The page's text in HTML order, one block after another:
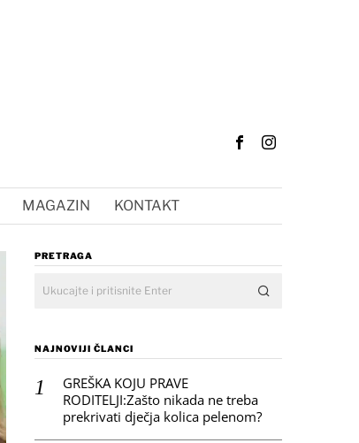
MAGAZIN KONTAKT
PRETRAGA
NAJNOVIJI ČLANCI
GREŠKA KOJU PRAVE
RODITELJI:Zašto nikada ne treba
prekrivati dječja kolica pelenom?